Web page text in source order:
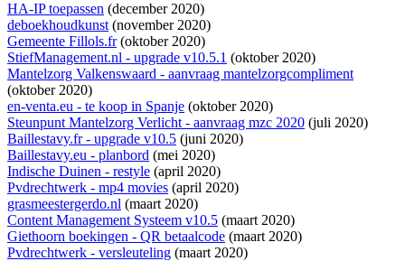
HA-IP toepassen (december 2020)
deboekhoudkunst(november 2020)
Gemeente Fillols.fr(oktober 2020)
StiefManagement.nl - upgrade v10.5.1 (oktober 2020)
Mantelzorg Valkenswaard - aanvraag mantelzorgcompliment
(oktober 2020)
en-venta.eu - te koop in Spanje (oktober 2020)
Steunpunt Mantelzorg Verlicht - aanvraag mzc 2020 (juli 2020)
Baillestavy.fr - upgrade v10.5 (juni 2020)
Baillestavy.eu - planbord (mei 2020)
Indische Duinen - restyle (april 2020)
Pvdrechtwerk - mp4 movies (april 2020)
grasmeestergerdo.nl (maart 2020)
Content Management Systeem v10.5 (maart 2020)
Giethoorn boekingen - QR betaalcode (maart 2020)
Pvdrechtwerk - versleuteling (maart 2020)